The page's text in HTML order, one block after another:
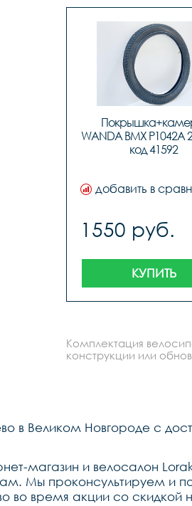
WANDA BMX P1042A
код 41592
добавить в
1550 руб.
КУПИТЬ
Комплектация
конструкции или
в Великом Новгороде с
магазин и велосалон
Мы проконсультируем и
во время акции со